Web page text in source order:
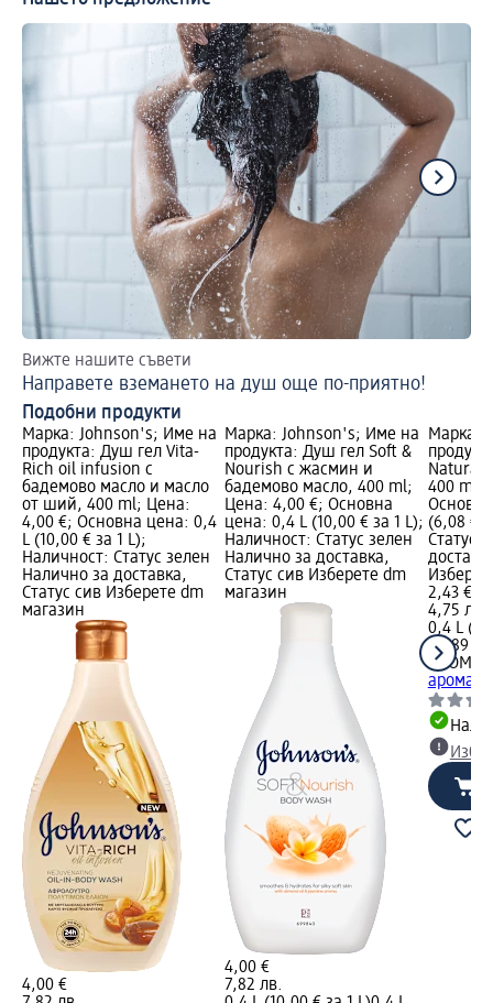
Вижте нашите съвети
Направете вземането на душ още по-приятно!
Подобни продукти
Марка: Johnson's; Име на
продукта: Душ гел Vita-
Rich oil infusion с
бадемово масло и масло
от ший, 400 ml; Цена:
4,00 €; Основна цена: 0,4
L (10,00 € за 1 L);
Наличност: Статус зелен
Налично за доставка,
Статус сив Изберете dm
магазин
4,00 €
Марка: Johnson's; Име на
продукта: Душ гел Soft &
Nourish с жасмин и
бадемово масло, 400 ml;
Цена: 4,00 €; Основна
цена: 0,4 L (10,00 € за 1 L);
Наличност: Статус зелен
Налично за доставка,
Статус сив Изберете dm
магазин
4,00 €
7,82 лв.
Марка:
Natural
400 ml;
(6,08 €
Статус
2,43 €
4,75 лв.
0,4 L
(11,89
AROMA
аромат